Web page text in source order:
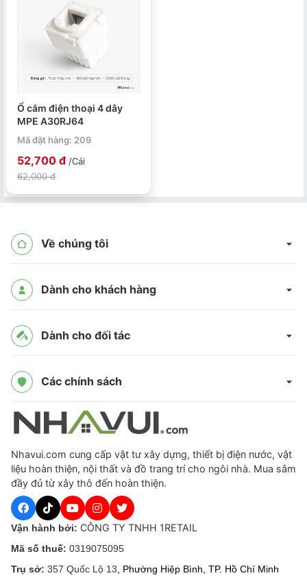
Ổ cắm điện thoại 4 dây
MPE A30RJ64
Mã đặt hàng: 209
52,700 đ /Cái
62,000 đ
Về chúng tôi
Dành cho khách hàng
Dành cho đối tác
Các chính sách
Nhavui.com cung cấp vật tư xây dựng, thiết bị điện nước, vật
liệu hoàn thiện, nội thất và đồ trang trí cho ngôi nhà. Mua sắm
đầy đủ từ xây thô đến hoàn thiện.
Vận hành bởi: CÔNG TY TNHH 1RETAIL
Mã số thuế: 0319075095
Trụ sở: 357 Quốc Lộ 13 , Phường Hiệp Bình, TP. Hồ Chí Minh